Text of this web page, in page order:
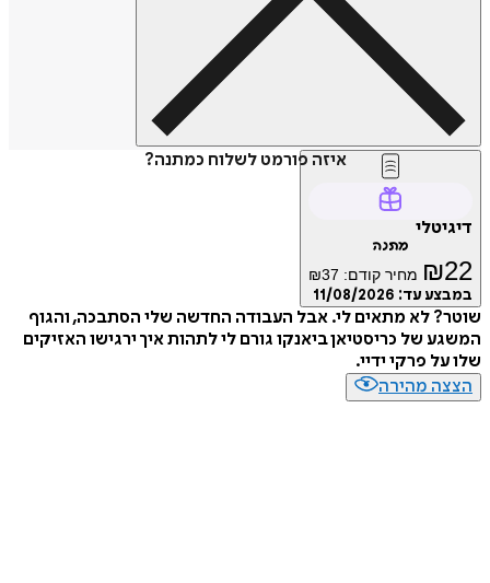
איזה פורמט לשלוח כמתנה?
דיגיטלי
מתנה
₪22 מחיר קודם: ₪37
במבצע עד: 11/08/2026
שוטר? לא מתאים לי. אבל העבודה החדשה שלי הסתבכה, והגוף
המשגע של כריסטיאן ביאנקו גורם לי לתהות איך ירגישו האזיקים
שלו על פרקי ידיי.
הצצה מהירה